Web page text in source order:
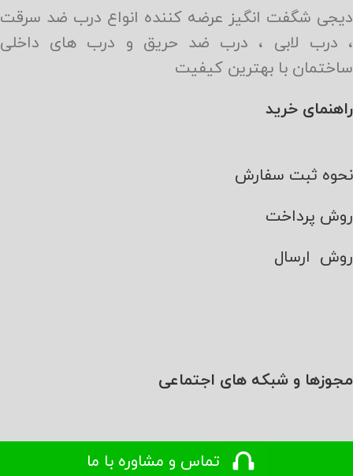
تماس و مشاوره با ما
دیجی شگفت انگیز عرضه کننده انواع درب ضد سرقت
، درب لابی ، درب ضد حریق و درب های داخلی
ساختمان با بهترین کیفیت
راهنمای خرید
نحوه ثبت سفارش
روش پرداخت
روش ارسال
مجوزها و شبکه های اجتماعی